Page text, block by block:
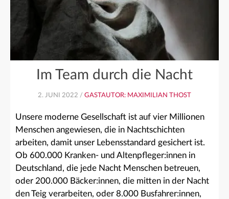
Im Team durch die Nacht
2. JUNI 2022 / GASTAUTOR: MAXIMILIAN THOST
Unsere moderne Gesellschaft ist auf vier Millionen
Menschen angewiesen, die in Nachtschichten
arbeiten, damit unser Lebensstandard gesichert ist.
Ob 600.000 Kranken- und Altenpfleger:innen in
Deutschland, die jede Nacht Menschen betreuen,
oder 200.000 Bäcker:innen, die mitten in der Nacht
den Teig verarbeiten, oder 8.000 Busfahrer:innen,